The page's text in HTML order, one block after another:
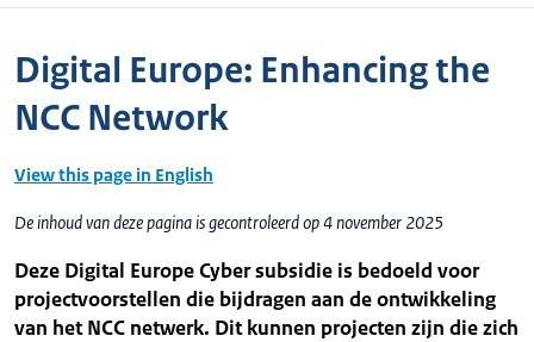
Digital Europe: Enhancing the
NCC Network
View this page in English
De inhoud van deze pagina is gecontroleerd op 4 november 2025
Deze Digital Europe Cyber subsidie is bedoeld voor
projectvoorstellen die bijdragen aan de ontwikkeling
van het NCC netwerk. Dit kunnen projecten zijn die zich